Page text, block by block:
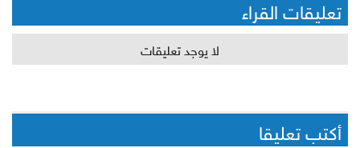
تعليقات القراء
لا يوجد تعليقات
أكتب تعليقا